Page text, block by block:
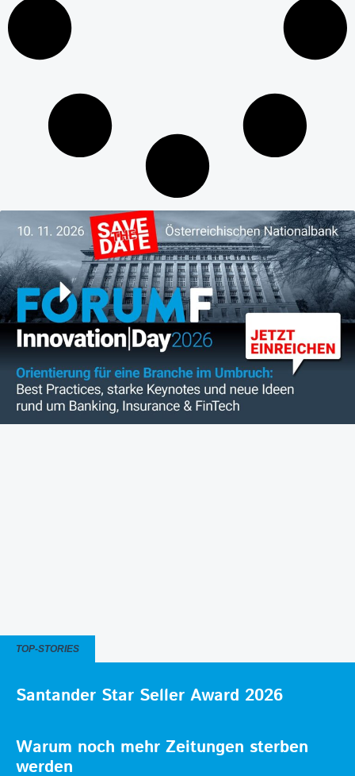
TOP-STORIES
Santander Star Seller Award 2026
Warum noch mehr Zeitungen sterben
werden